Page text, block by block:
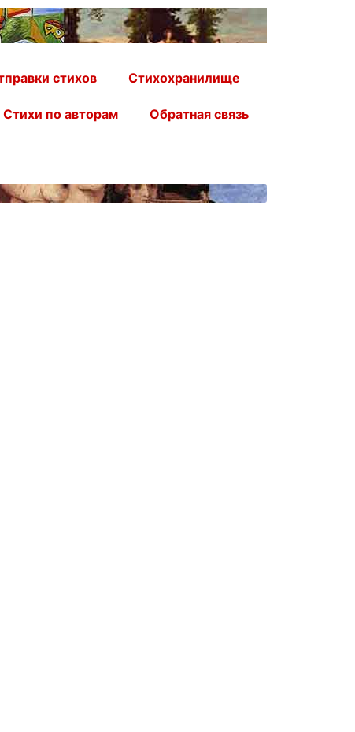
стихов Стихохранилище
Стихи по авторам Обратная связь